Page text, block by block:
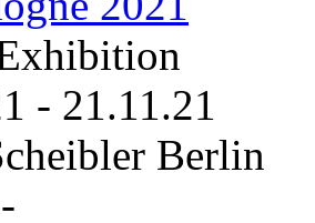
- 21.11.21
Berlin